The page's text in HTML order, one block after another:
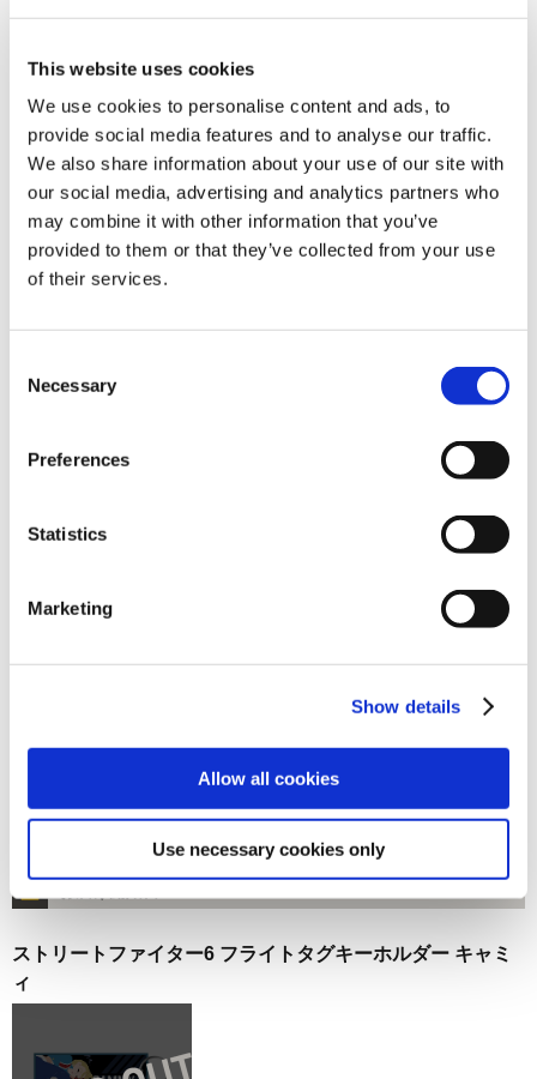
This website uses cookies
We use cookies to personalise content and ads, to
provide social media features and to analyse our traffic.
We also share information about your use of our site with
our social media, advertising and analytics partners who
may combine it with other information that you’ve
provided to them or that they’ve collected from your use
of their services.
Selection
Necessary
Preferences
Statistics
Marketing
Show details
Allow all cookies
Use necessary cookies only
ース
(税込)
ストリートファイター6 フライトタグキーホルダー A.K.I.
1,320円 (税込)
お届け開始日：
ストリートファイター6 フライトタグキーホルダー エレナ
1,320円
ストリートファイター6 フライトタグキーホルダー キャミ
ィ